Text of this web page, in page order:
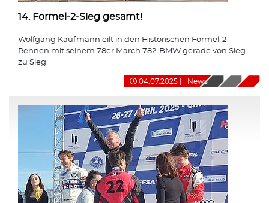
14. Formel-2-Sieg gesamt!
Wolfgang Kaufmann eilt in den Historischen Formel-2-
Rennen mit seinem 78er March 782-BMW gerade von Sieg
zu Sieg.
04.07.2025 News